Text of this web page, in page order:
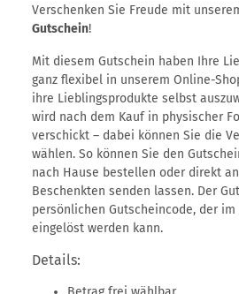
Verschenken Sie Freude mit
Gutschein!
Mit diesem Gutschein haben Ihre
ganz flexibel in unserem Online-
ihre Lieblingsprodukte selbst
wird nach dem Kauf in physischer
verschickt – dabei können Sie die
wählen. So können Sie den
nach Hause bestellen oder direkt
Beschenkten senden lassen. Der
persönlichen Gutscheincode, der im
eingelöst werden kann.
Details: